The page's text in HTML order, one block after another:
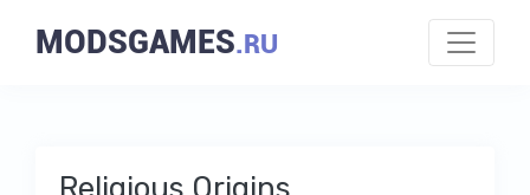
MODSGAMES.RU
Religious Origins